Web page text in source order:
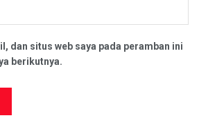
dan situs web saya pada peramban ini
berikutnya.